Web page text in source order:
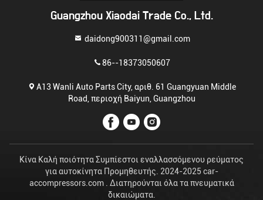
Guangzhou Xiaodai Trade Co., Ltd.
daidong900311@gmail.com
86--18373050607
Α13 Wanli Auto Parts City, αριθ. 61 Guangyuan Middle
Road, περιοχή Baiyun, Guangzhou
Κίνα Καλή ποιότητα Συμπίεστοι εναλλασσόμενου ρεύματος
για αυτοκίνητα Προμηθευτής. 2024-2025 car-
accompressors.com . Διατηρούνται όλα τα πνευματικά
δικαιώματα.